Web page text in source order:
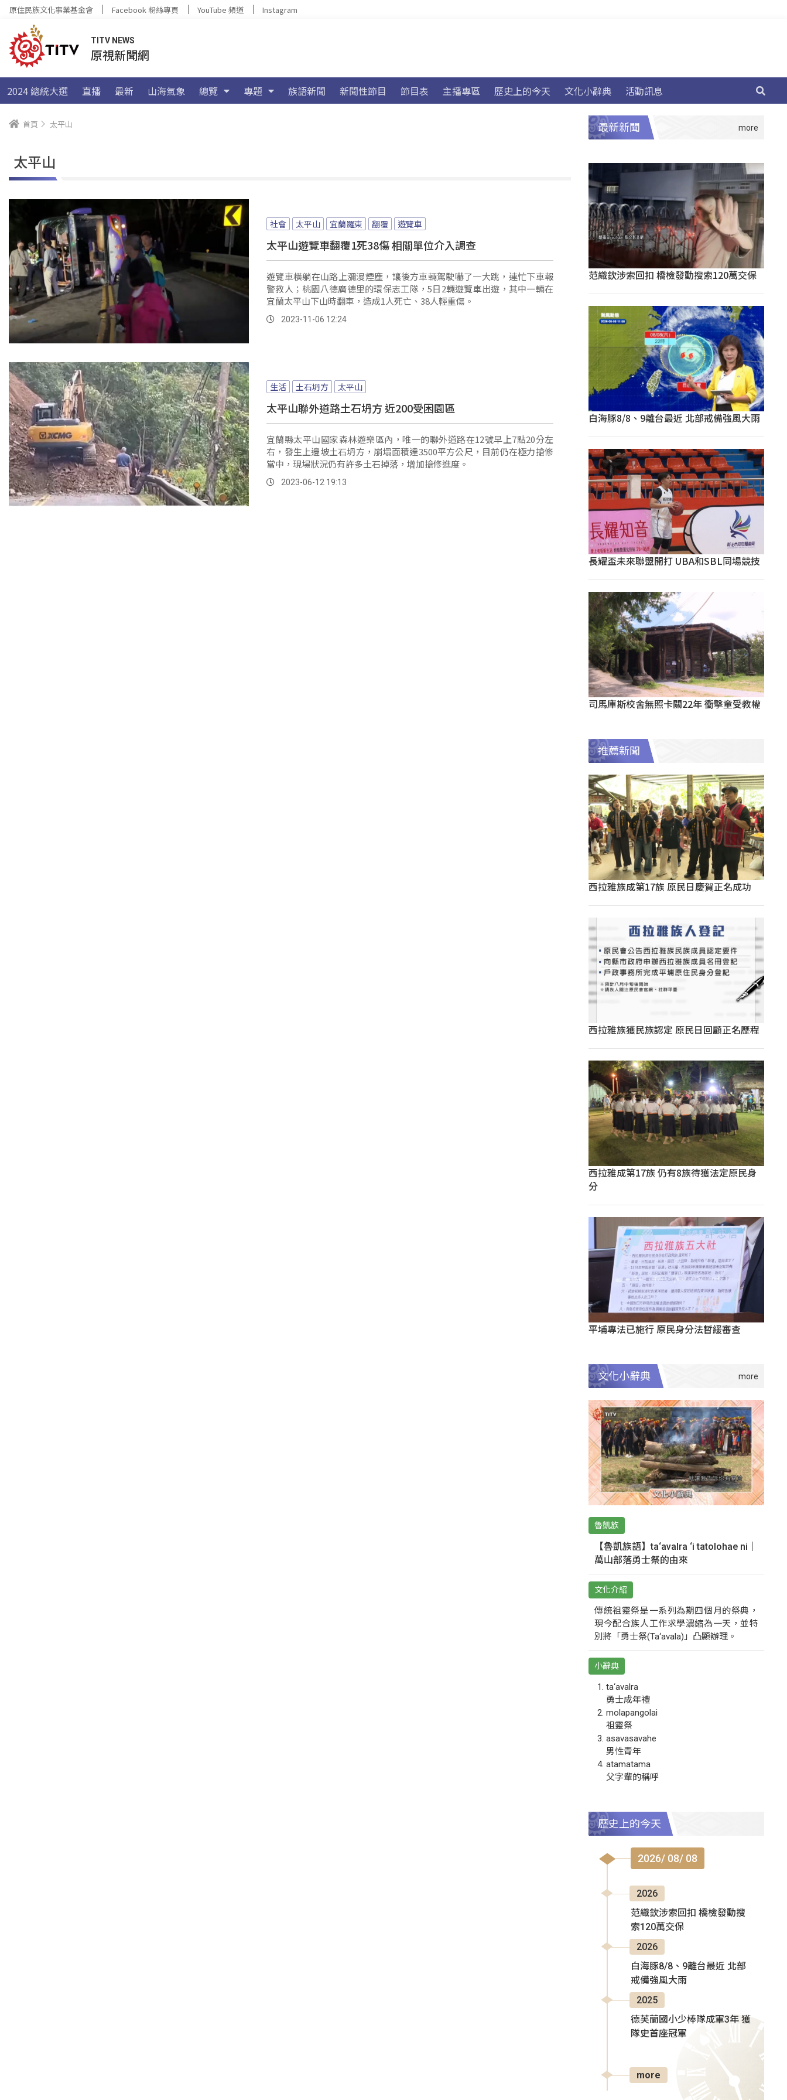
原住民族文化事業基金會 Facebook 粉絲專頁 YouTube 頻道 Instagram
TITV NEWS
原視新聞網
2024 總統大選 直播 最新 山海氣象 總覽 專題 族語新聞 新聞性節目 節目表 主播專區 歷史上的今天 文化小辭典 活動訊息
首頁 太平山
太平山
社會 太平山 宜蘭羅東 翻覆 遊覽車
太平山遊覽車翻覆1死38傷 相關單位介入調查
遊覽車橫躺在山路上瀰漫煙塵，讓後方車輛駕駛嚇了一大跳，連忙下車報
警救人；桃園八德廣德里的環保志工隊，5日2輛遊覽車出遊，其中一輛在
宜蘭太平山下山時翻車，造成1人死亡、38人輕重傷。
2023-11-06 12:24
生活 土石坍方 太平山
太平山聯外道路土石坍方 近200受困園區
宜蘭縣太平山國家森林遊樂區內，唯一的聯外道路在12號早上7點20分左
右，發生上邊坡土石坍方，崩塌面積達3500平方公尺，目前仍在極力搶修
當中，現場狀況仍有許多土石掉落，增加搶修進度。
2023-06-12 19:13
最新新聞
范織欽涉索回扣 橋檢發動搜索120萬交保
白海豚8/8、9離台最近 北部戒備強風大雨
長耀盃未來聯盟開打 UBA和SBL同場競技
司馬庫斯校舍無照卡關22年 衝擊童受教權
推薦新聞
西拉雅族成第17族 原民日慶賀正名成功
西拉雅族獲民族認定 原民日回顧正名歷程
西拉雅成第17族 仍有8族待獲法定原民身
分
平埔專法已施行 原民身分法暫緩審查
文化小辭典
魯凱族
【魯凱族語】ta‘avalra ‘i tatolohae ni｜
萬山部落勇士祭的由來
文化介紹
傳統祖靈祭是一系列為期四個月的祭典，
現今配合族人工作求學濃縮為一天，並特
別將「勇士祭(Ta‘avala)」凸顯辦理。
小辭典
ta‘avalra
勇士成年禮
molapangolai
祖靈祭
asavasavahe
男性青年
atamatama
父字輩的稱呼
歷史上的今天
2026/ 08/ 08
2026
范織欽涉索回扣 橋檢發動搜
索120萬交保
2026
白海豚8/8、9離台最近 北部
戒備強風大雨
2025
德芙蘭國小少棒隊成軍3年 獲
隊史首座冠軍
more